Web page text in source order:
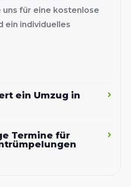
uns für eine kostenlose
ein individuelles
ein Umzug in
Termine für